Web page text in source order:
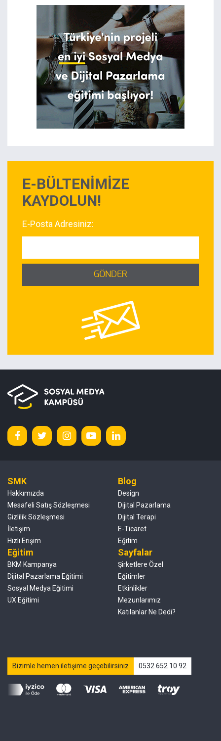
E-BÜLTENİMİZE
KAYDOLUN!
E-Posta Adresiniz:
GÖNDER
SMK
Hakkımızda
Mesafeli Satış Sözleşmesi
Gizlilik Sözleşmesi
İletişim
Hızlı Erişim
Blog
Design
Dijital Pazarlama
Dijital Terapi
E-Ticaret
Eğitim
Eğitim
BKM Kampanya
Dijital Pazarlama Eğitimi
Sosyal Medya Eğitimi
UX Eğitimi
Sayfalar
Şirketlere Özel
Eğitimler
Etkinlikler
Mezunlarımız
Katılanlar Ne Dedi?
Bizimle hemen iletişime geçebilirsiniz 0532 652 10 92